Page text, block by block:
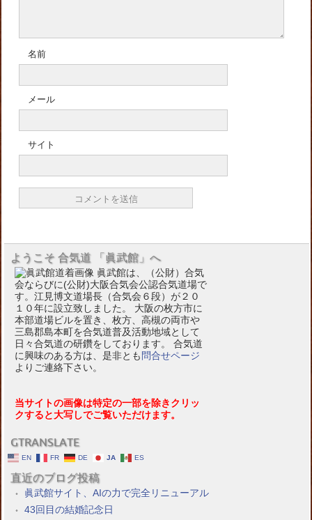
名前
メール
サイト
ようこそ 合気道 「眞武館」へ
眞武館は、（公財）合気
会ならびに(公財)大阪合気会公認合気道場で
す。江見博文道場長（合気会６段）が２０
１０年に設立致しました。 大阪の枚方市に
本部道場ビルを置き、枚方、高槻の両市や
三島郡島本町を合気道普及活動地域として
日々合気道の研鑽をしております。 合気道
に興味のある方は、是非とも 問合せページ
よりご連絡下さい。
当サイトの画像は特定の一部を除きクリッ
クすると大写しでご覧いただけます。
GTRANSLATE
EN FR DE JA ES
直近のブログ投稿
眞武館サイト、AIの力で完全リニューアル
43回目の結婚記念日